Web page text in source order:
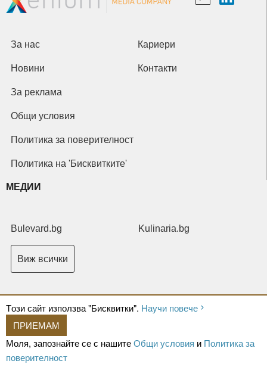
Tози сайт използва "Бисквитки". Научи повече
ПРИЕМАМ
Моля, запознайте се с нашитеОбщи условия и Политика за
поверителност
За нас Кариери
Новини Контакти
За реклама
Общи условия
Политика за поверителност
Политика на 'Бисквитките'
МЕДИИ
Bulevard.bg Kulinaria.bg
Виж всички
Copyright © 2026 Ксениум ООД. Всички права запазени.
XeniumCompany.com